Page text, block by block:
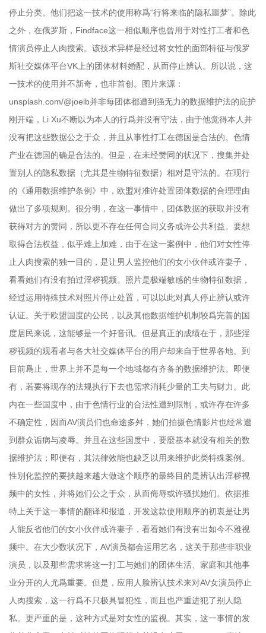
停止分类。他们把这一技术的使用称爲“行将来临的隐私噩梦”。除此
之外，在俄罗斯，Findface这一相似顺序也曾用于对性打工者和色
情演员停止人肉搜索。该技术异样是经过将女性的面部特征与俄罗
斯社交媒体平台VK上的团体材料婚配，从而停止辨认。所以说，这
一技术的使用并不新奇，也非首创。图片来源：
unsplash.com/@joelb并非每团体都遭到强无力的数据维护法的庇护
刚开端，Li Xu不断以为本人的行爲并没有守法，由于他觉得本人并
没有把这些数据公之于众，并且从事性打工在德国是合法的。色情
产业在德国的确是合法的。但是，在未经赞同的状况下，搜集并处
置别人的隐私数据（尤其是生物特征数据）相对是守法的。在现行
的《通用数据维护条例》中，欧盟对准许处置团体数据的合理理由
做出了多项规则。很分明，在这一事情中，团体数据的获取并没有
获得对方的赞同，所以更不存在任何合同义务或许公共利益。要想
取得合法权益，似乎难上加难，由于在这一案例中，他们对女性停
止人肉搜索的独一目的，是让男人监控他们的女小伙伴或许妻子，
看看她们有没有拍过淫秽视频。照片是极端敏感的生物特征数据，
经过运用特殊技术对照片停止处置，可以以此对真人停止辨认或许
认证。关于欧盟国度的公民，以及其他数据维护机制较爲完善的国
度居民来说，这能够是一个好音讯。但是真正的成绩在于，那些淫
秽视频的观看者与各大社交媒体平台的用户却来自于世界各地。到
目前爲止，世界上并不是每一个地域都有齐备的数据维护法。即便
有，若要将现存的法规执行下去也需求消耗少量的工夫与财力。此
内在一些国度中，由于色情行业的合法性遭到限制，或许存在许多
不确定性，因而AV演员们也命途多舛，她们拍摄色情影片也经常遭
到群众诟病与凌辱。并且在这些国度中，要麼基本就没有相关的数
据维护法；即便有，其法律效能也缺乏以用来维护此类特殊案例。
性别化监控的要挟越来越大做这个顺序的最终目的是辨认出淫秽视
频中的女性，并将她们公之于众，从而侮辱或许骚扰她们。依据推
特上关于这一事情的翻译和报道，开发这款使用顺序的初衷是让男
人能反省他们的女小伙伴或许妻子，看看她们有没有出如今不雅视
频中。在大少数状况下，AV演员都会运用艺名，这关于那些非职业
演员，以及那些需求将这一打工与她们的团体生活、家庭和其他事
业分开的人尤爲重要。但是，应用人脸辨认技术来对AV女演员停止
人肉搜索，这一行爲不只极具冒犯性，而且也严重进犯了别人隐
私。更严重的是，这种方式是对女性的监视。其实，这一事情的发